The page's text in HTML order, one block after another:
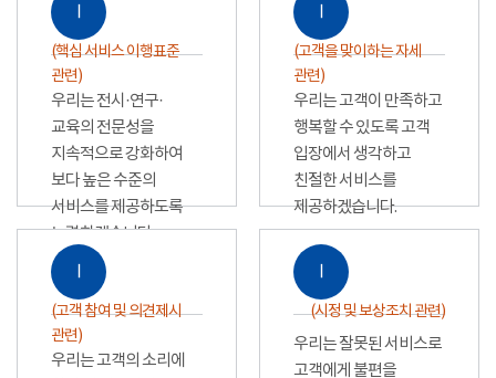
Ⅰ
(핵심 서비스 이행표준
관련)
우리는 전시·연구·
교육의 전문성을
지속적으로 강화하여
보다 높은 수준의
서비스를 제공하도록
노력하겠습니다.
Ⅰ
(고객을 맞이하는 자세
관련)
우리는 고객이 만족하고
행복할 수 있도록 고객
입장에서 생각하고
친절한 서비스를
제공하겠습니다.
Ⅰ
(고객 참여 및 의견제시
관련)
우리는 고객의 소리에
Ⅰ
(시정 및 보상조치 관련)
우리는 잘못된 서비스로
고객에게 불편을